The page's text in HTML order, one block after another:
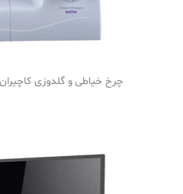
چرخ خیاطی و گلدوزی کاچیران